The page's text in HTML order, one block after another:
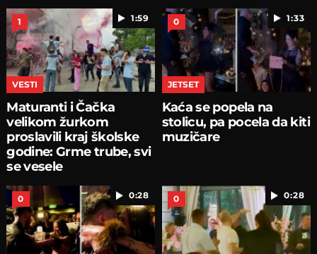
1:59
1
VESTI
Maturanti i Čačka
velikom žurkom
proslavili kraj školske
godine: Grme trube, svi
se vesele
1:33
0
JETSET
Kaća se popela na
stolicu, pa pocela da kiti
muzičare
0:28
0 0:28
0